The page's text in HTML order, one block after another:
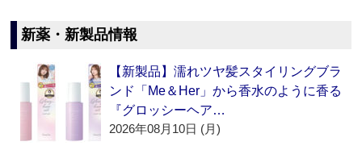
新薬・新製品情報
【新製品】濡れツヤ髪スタイリングブラ
ンド「Me＆Her」から香水のように香る
『グロッシーヘア…
2026年08月10日 (月)